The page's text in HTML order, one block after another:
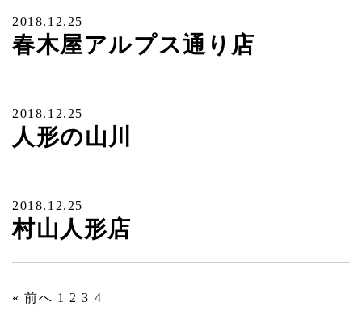
2018.12.25
春木屋アルプス通り店
2018.12.25
人形の山川
2018.12.25
村山人形店
« 前へ 1 2 3 4